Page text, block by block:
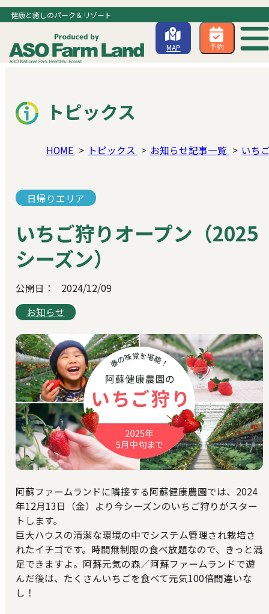
健康と癒しのパーク＆リゾート
MAP 予約
トピックス
HOME トピックス お知らせ記事一覧 いち
日帰りエリア
いちご狩りオープン（2025
シーズン）
公開日：
2024/12/09
お知らせ
阿蘇ファームランドに隣接する阿蘇健康農園では、2024
年12月13日（金）より今シーズンのいちご狩りがスター
トします。
巨大ハウスの清潔な環境の中でシステム管理され栽培さ
れたイチゴです。時間無制限の食べ放題なので、きっと満
足できますよ。阿蘇元気の森／阿蘇ファームランドで遊
んだ後は、たくさんいちごを食べて元気100倍間違いな
し！